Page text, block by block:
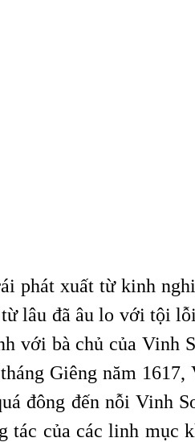
phát xuất từ kinh
lâu đã âu lo với tội
với bà chủ của Vinh
Giêng năm
đông đến nỗi Vinh
của các linh mục